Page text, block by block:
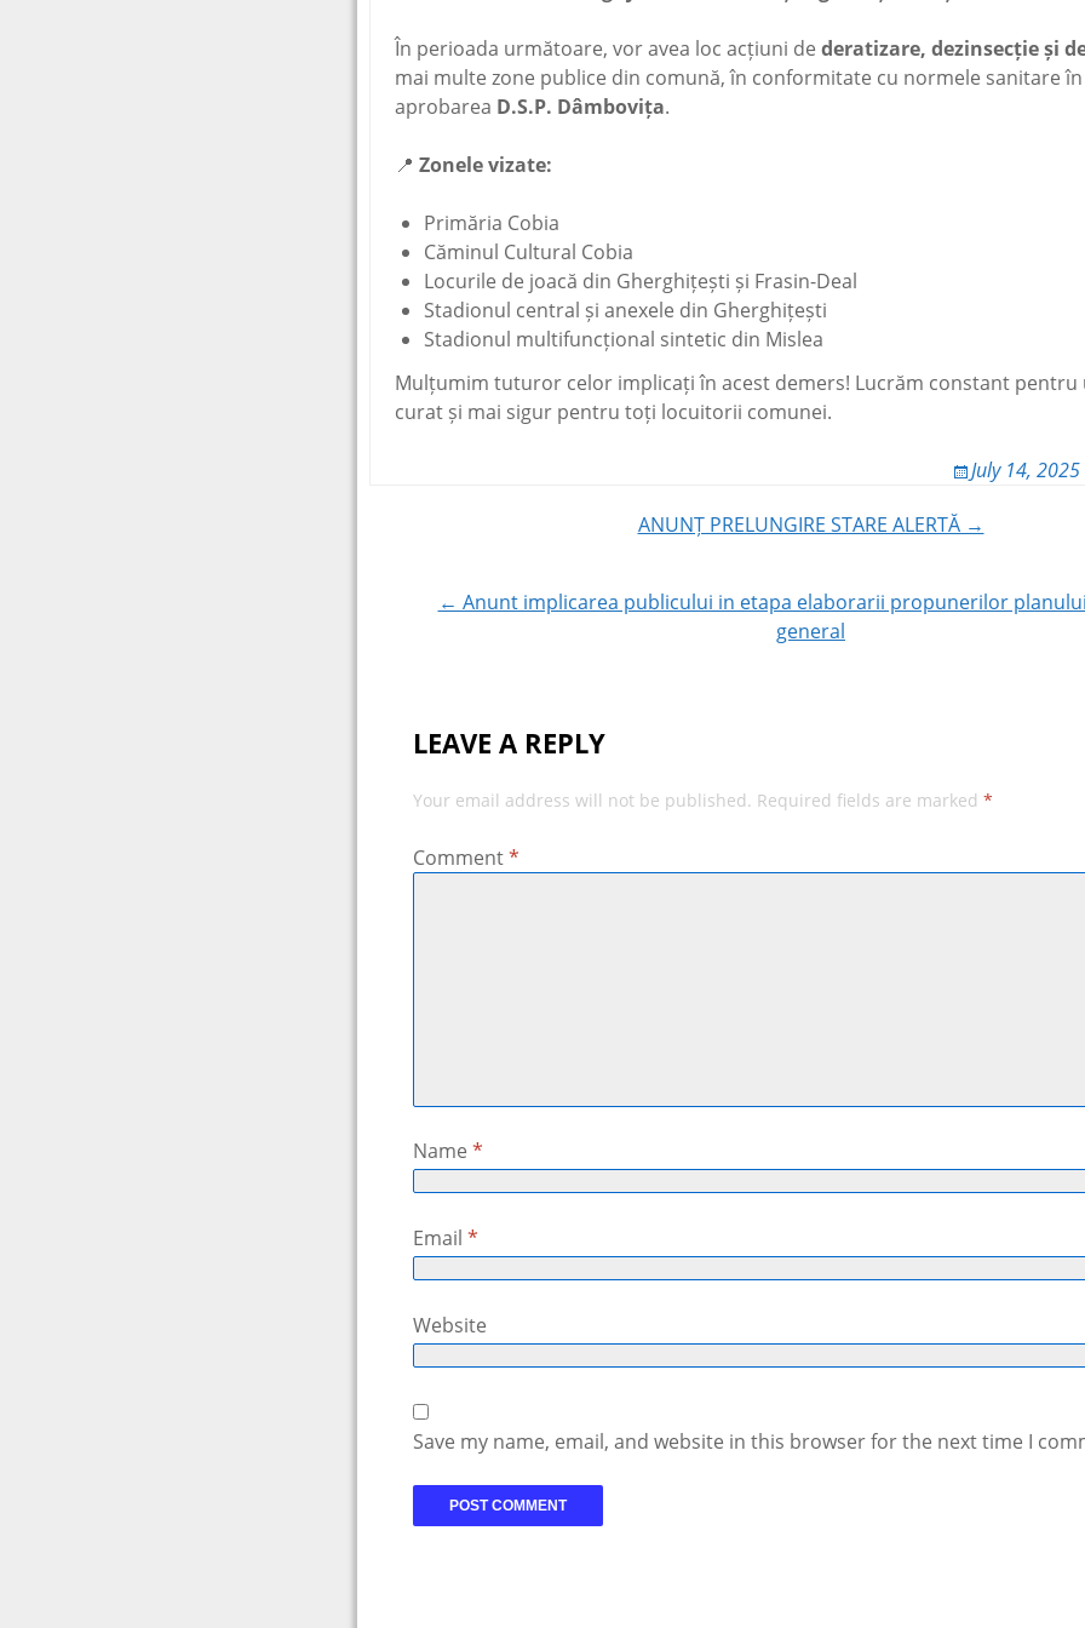
de interes public
Rapoarte de aplicare
a Legii nr. 544/2001
normative
achizitiilor publice si
contractele cu
valoare de peste
5000 euro
de peste 5000 euro
În perioada următoare, vor avea loc acțiuni de deratizare, dezinsecție și
mai multe zone publice din comună, în conformitate cu normele sanitare
aprobarea D.S.P. Dâmbovița.
📍 Zonele vizate:
Primăria Cobia
Căminul Cultural Cobia
Locurile de joacă din Gherghițești și Frasin-Deal
Stadionul central și anexele din Gherghițești
Stadionul multifuncțional sintetic din Mislea
Mulțumim tuturor celor implicați în acest demers! Lucrăm constant pentru
curat și mai sigur pentru toți locuitorii comunei.
July 14, 2025
navigation
ANUNȚ PRELUNGIRE STARE ALERTĂ →
← Anunt implicarea publicului in etapa elaborarii propunerilor
general
LEAVE A REPLY
Your email address will not be published. Required fields are marked*
Comment*
Name*
Email*
Website
Save my name, email, and website in this browser for the next time I